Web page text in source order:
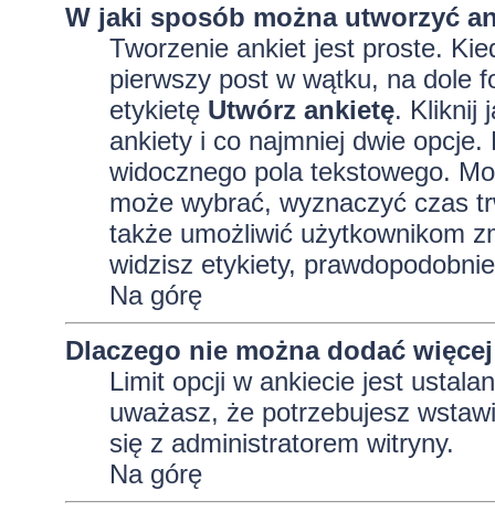
W jaki sposób można utworzyć
Tworzenie ankiet jest proste.
pierwszy post w wątku, na dole
etykietę Utwórz ankietę. Kliknij
ankiety i co najmniej dwie
widocznego pola tekstowego.
może wybrać, wyznaczyć czas
także umożliwić użytkownikom
widzisz etykiety,
Na górę
Dlaczego nie można dodać
Limit opcji w ankiecie jest
uważasz, że potrzebujesz
się z administratorem witryny.
Na górę